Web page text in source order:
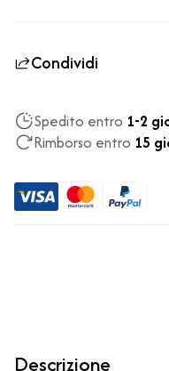
Condividi
Spedito entro 1-2
Rimborso entro 15
Descrizione